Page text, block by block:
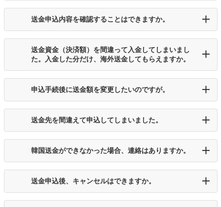
送金申込内容を確認することはできますか。
送金資金（決済額）を間違って入金してしまいまし
た。入金した分だけ、海外送金してもらえますか。
申込手続後に送金額を変更したいのですが。
送金先を間違えて申込してしまいました。
韓国送金ができなかった場合、連絡はありますか。
送金申込後、キャンセルはできますか。